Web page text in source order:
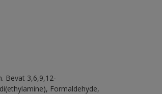
Bevat 3,6,9,12-
Formaldehyde,